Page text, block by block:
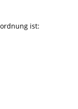
ist: